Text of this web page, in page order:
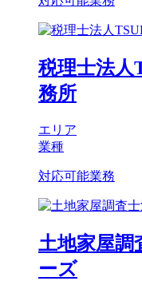
税理士法人
務所
エリア
業種
対応可能業務
土地家屋調
ーズ